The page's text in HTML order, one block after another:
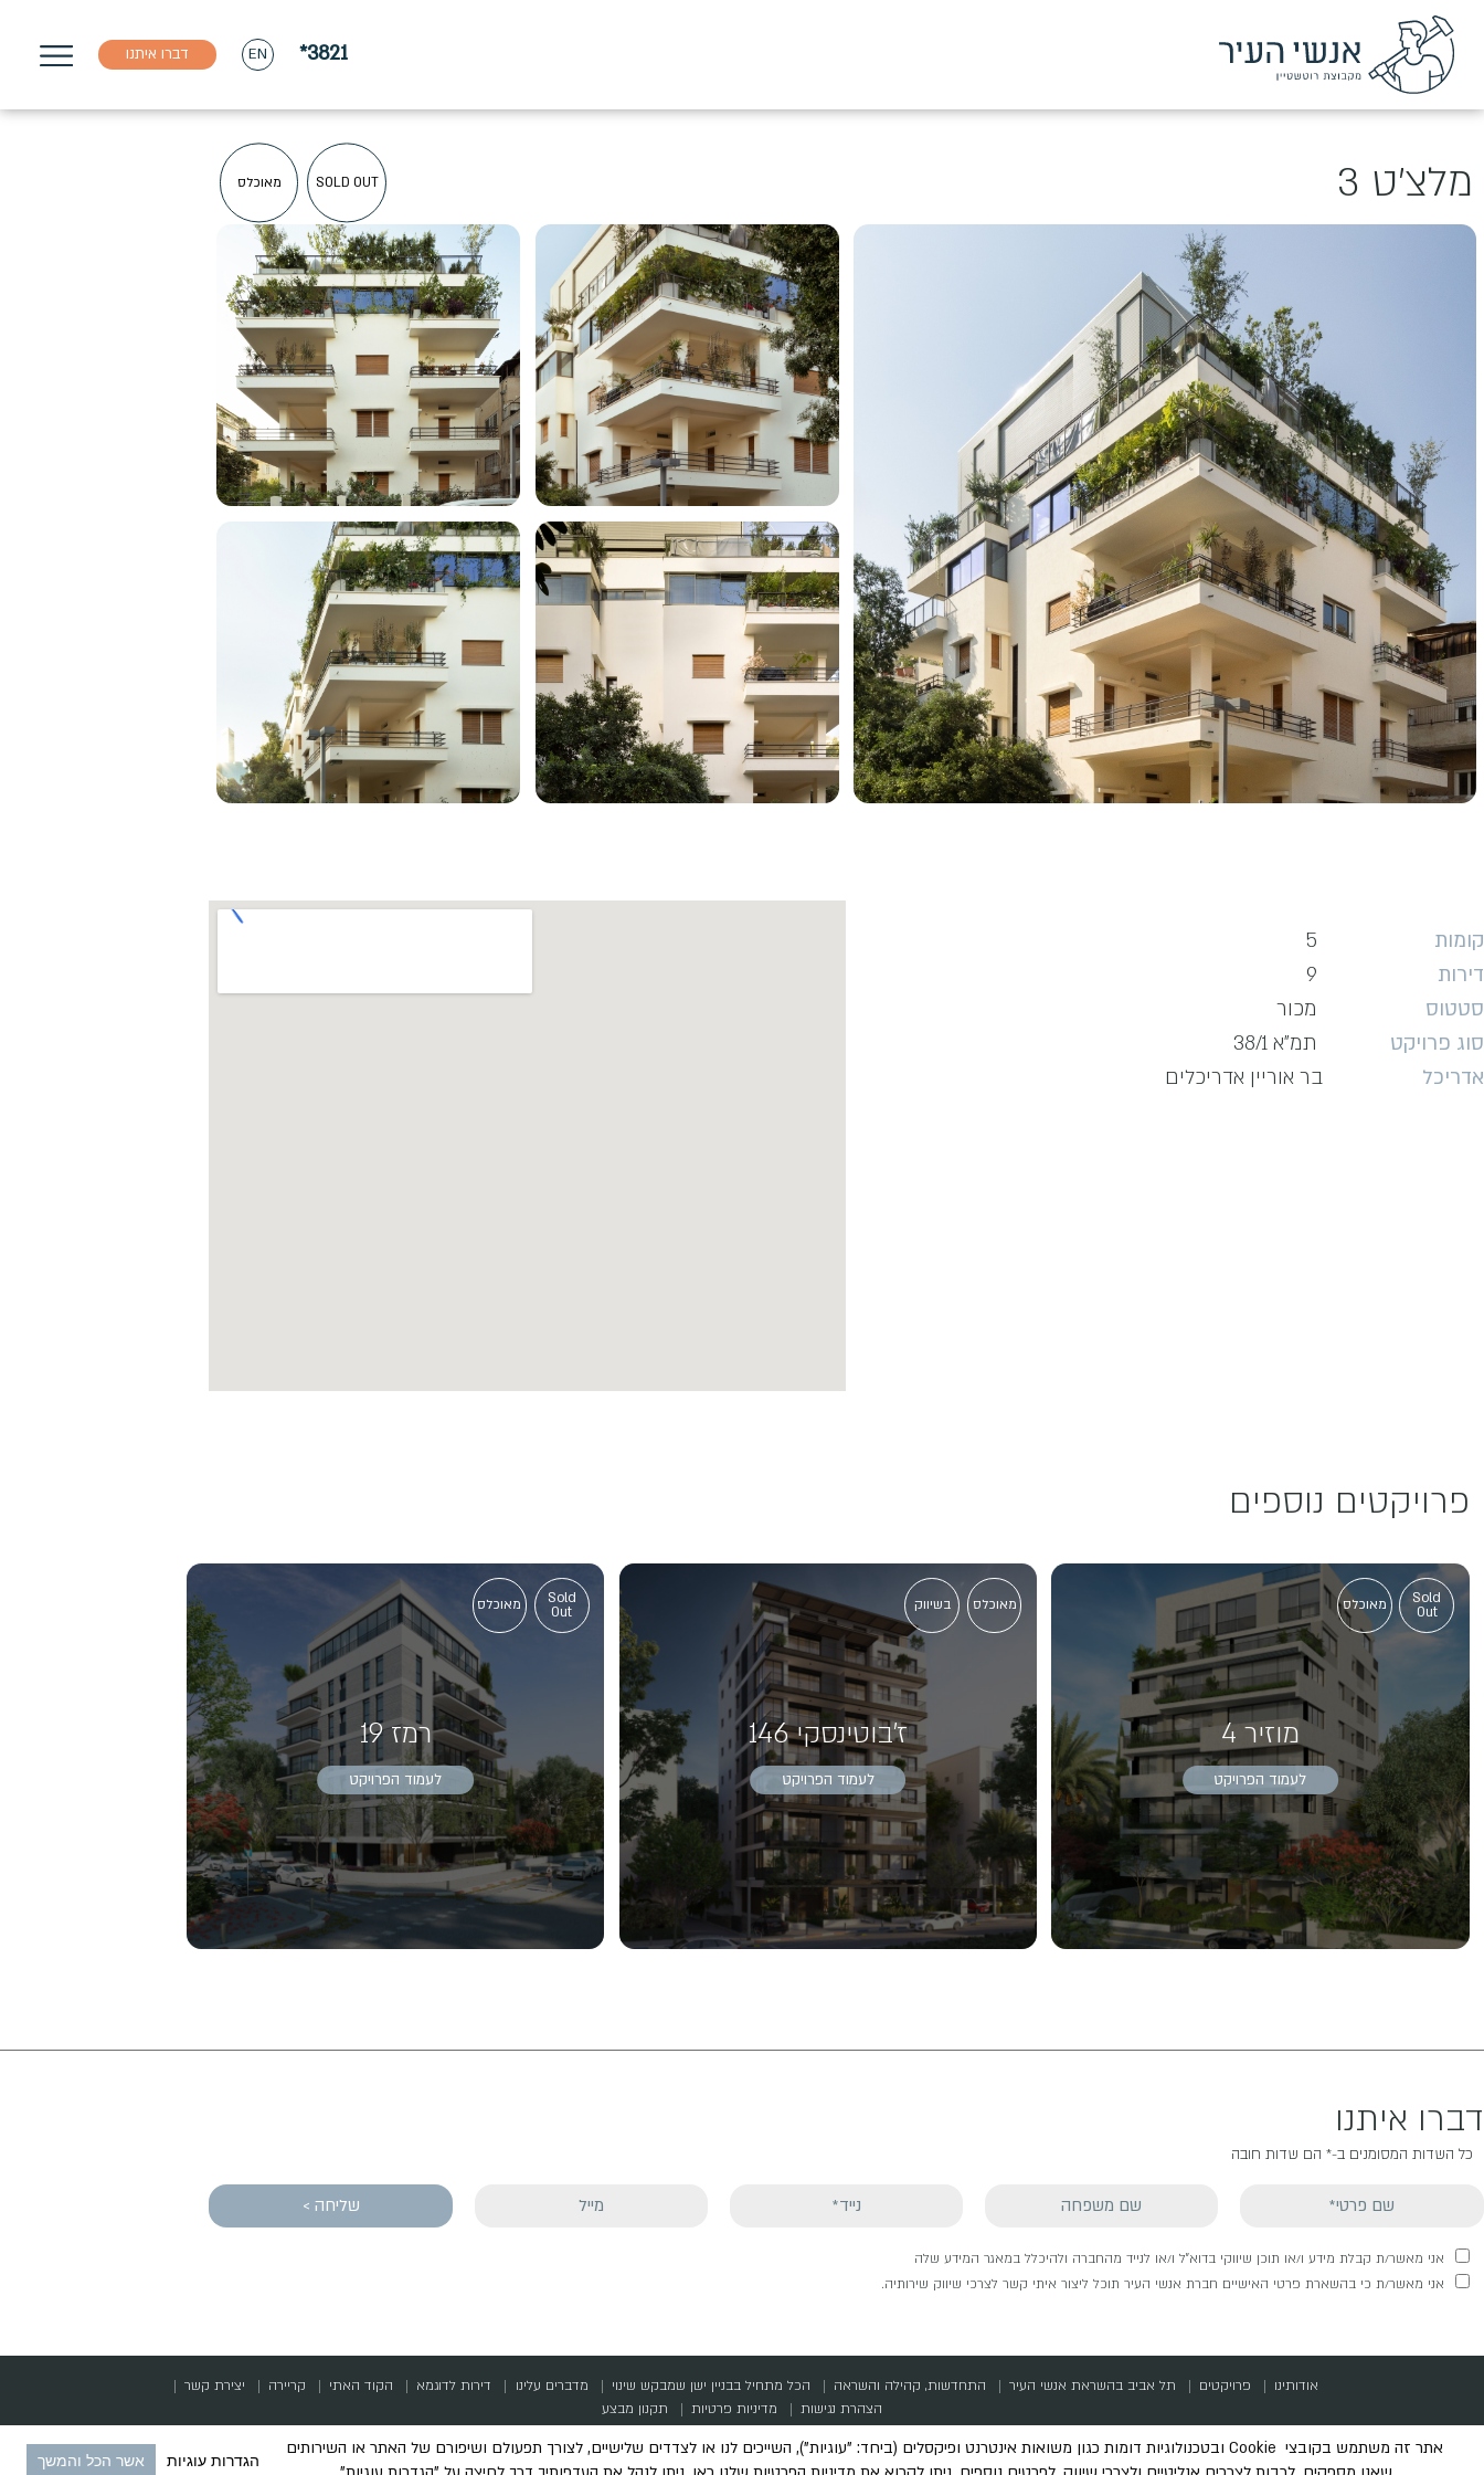
*3821
EN דברו איתנו
מלצ'ט 3 SOLD OUT מאוכלס
קומות
דירות
סטטוס
מכור
סוג פרויקט
תמ"א 38/1
אדריכל
בר אוריין אדריכלים
פרויקטים נוספים
Sold
Out
מאוכלס
מוזיר 4
לעמוד הפרויקט
מאוכלס בשיווק
ז'בוטינסקי 146
לעמוד הפרויקט
Sold
Out
מאוכלס
רמז 19
לעמוד הפרויקט
דברו איתנו
כל השדות המסומנים ב-* הם שדות חובה
אני מאשר/ת קבלת מידע ו/או תוכן שיווקי בדוא"ל ו/או לנייד מהחברה ולהיכלל במאגר המידע שלה
אני מאשר/ת כי בהשארת פרטי האישיים חברת אנשי העיר תוכל ליצור איתי קשר לצרכי שיווק שירותיה.
שליחה >
אודותינו פרויקטים תל אביב בהשראת אנשי העיר התחדשות, קהילה והשראה הכל מתחיל בבניין ישן שמבקש שינוי מדברים עלינו דירות לדוגמא הקוד האתי קריירה
יצירת קשר
הצהרת נגישות
מדיניות פרטיות תקנון מבצע